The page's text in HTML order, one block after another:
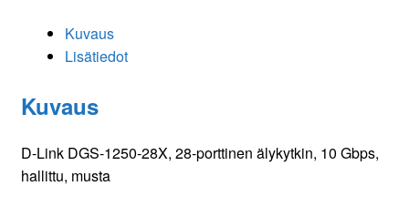
Kuvaus
Lisätiedot
Kuvaus
D-Link DGS-1250-28X, 28-porttinen älykytkin, 10 Gbps,
hallittu, musta